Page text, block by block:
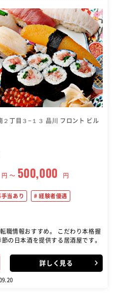
２丁目３−１３ 品川 フロント ビル
円 〜 500,000 円
手当あり 経験者優遇
すめ。 こだわり本格握
の日本酒を提供する居酒屋です。
詳しく見る